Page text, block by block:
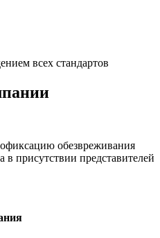
всех стандартов
обезвреживания
в присутствии представителей